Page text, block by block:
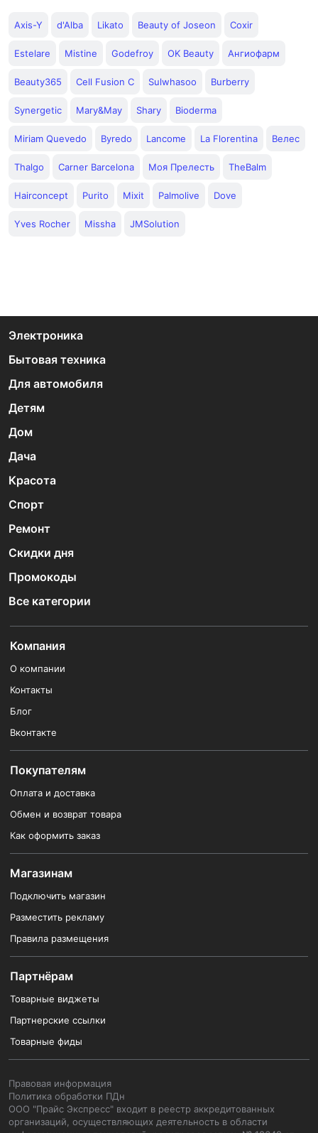
Axis-Y d'Alba Likato Beauty of Joseon Coxir
Estelare Mistine Godefroy OK Beauty Ангиофарм
Beauty365 Cell Fusion C Sulwhasoo Burberry
Synergetic Mary&May Shary Bioderma
Miriam Quevedo Byredo Lancome La Florentina Велес
Thalgo Carner Barcelona Моя Прелесть TheBalm
Hairconcept Purito Mixit Palmolive Dove
Yves Rocher Missha JMSolution
Электроника
Бытовая техника
Для автомобиля
Детям
Дом
Дача
Красота
Спорт
Ремонт
Скидки дня
Промокоды
Все категории
Компания
О компании
Контакты
Блог
Вконтакте
Покупателям
Оплата и доставка
Обмен и возврат товара
Как оформить заказ
Магазинам
Подключить магазин
Разместить рекламу
Правила размещения
Партнёрам
Товарные виджеты
Партнерские ссылки
Товарные фиды
Правовая информация
Политика обработки ПДн
ООО "Прайс Экспресс" входит в реестр аккредитованных
организаций, осуществляющих деятельность в области